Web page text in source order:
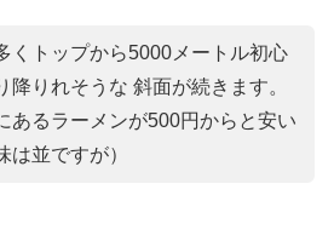
くトップから5000メートル初心
降りれそうな 斜面が続きます。
あるラーメンが500円からと安い
は並ですが）